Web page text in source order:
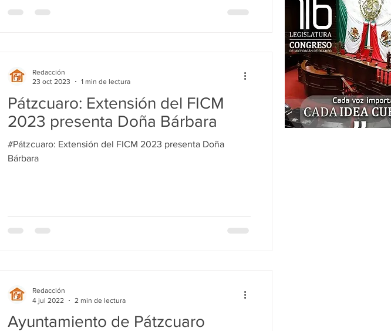
Pátzcuaro: Extensión del FICM
2023 presenta Doña Bárbara
#Pátzcuaro: Extensión del FICM 2023 presenta Doña
Bárbara
Redacción
23 oct 2023
1 min de lectura
Ayuntamiento de Pátzcuaro
Redacción
4 jul 2022
2 min de lectura